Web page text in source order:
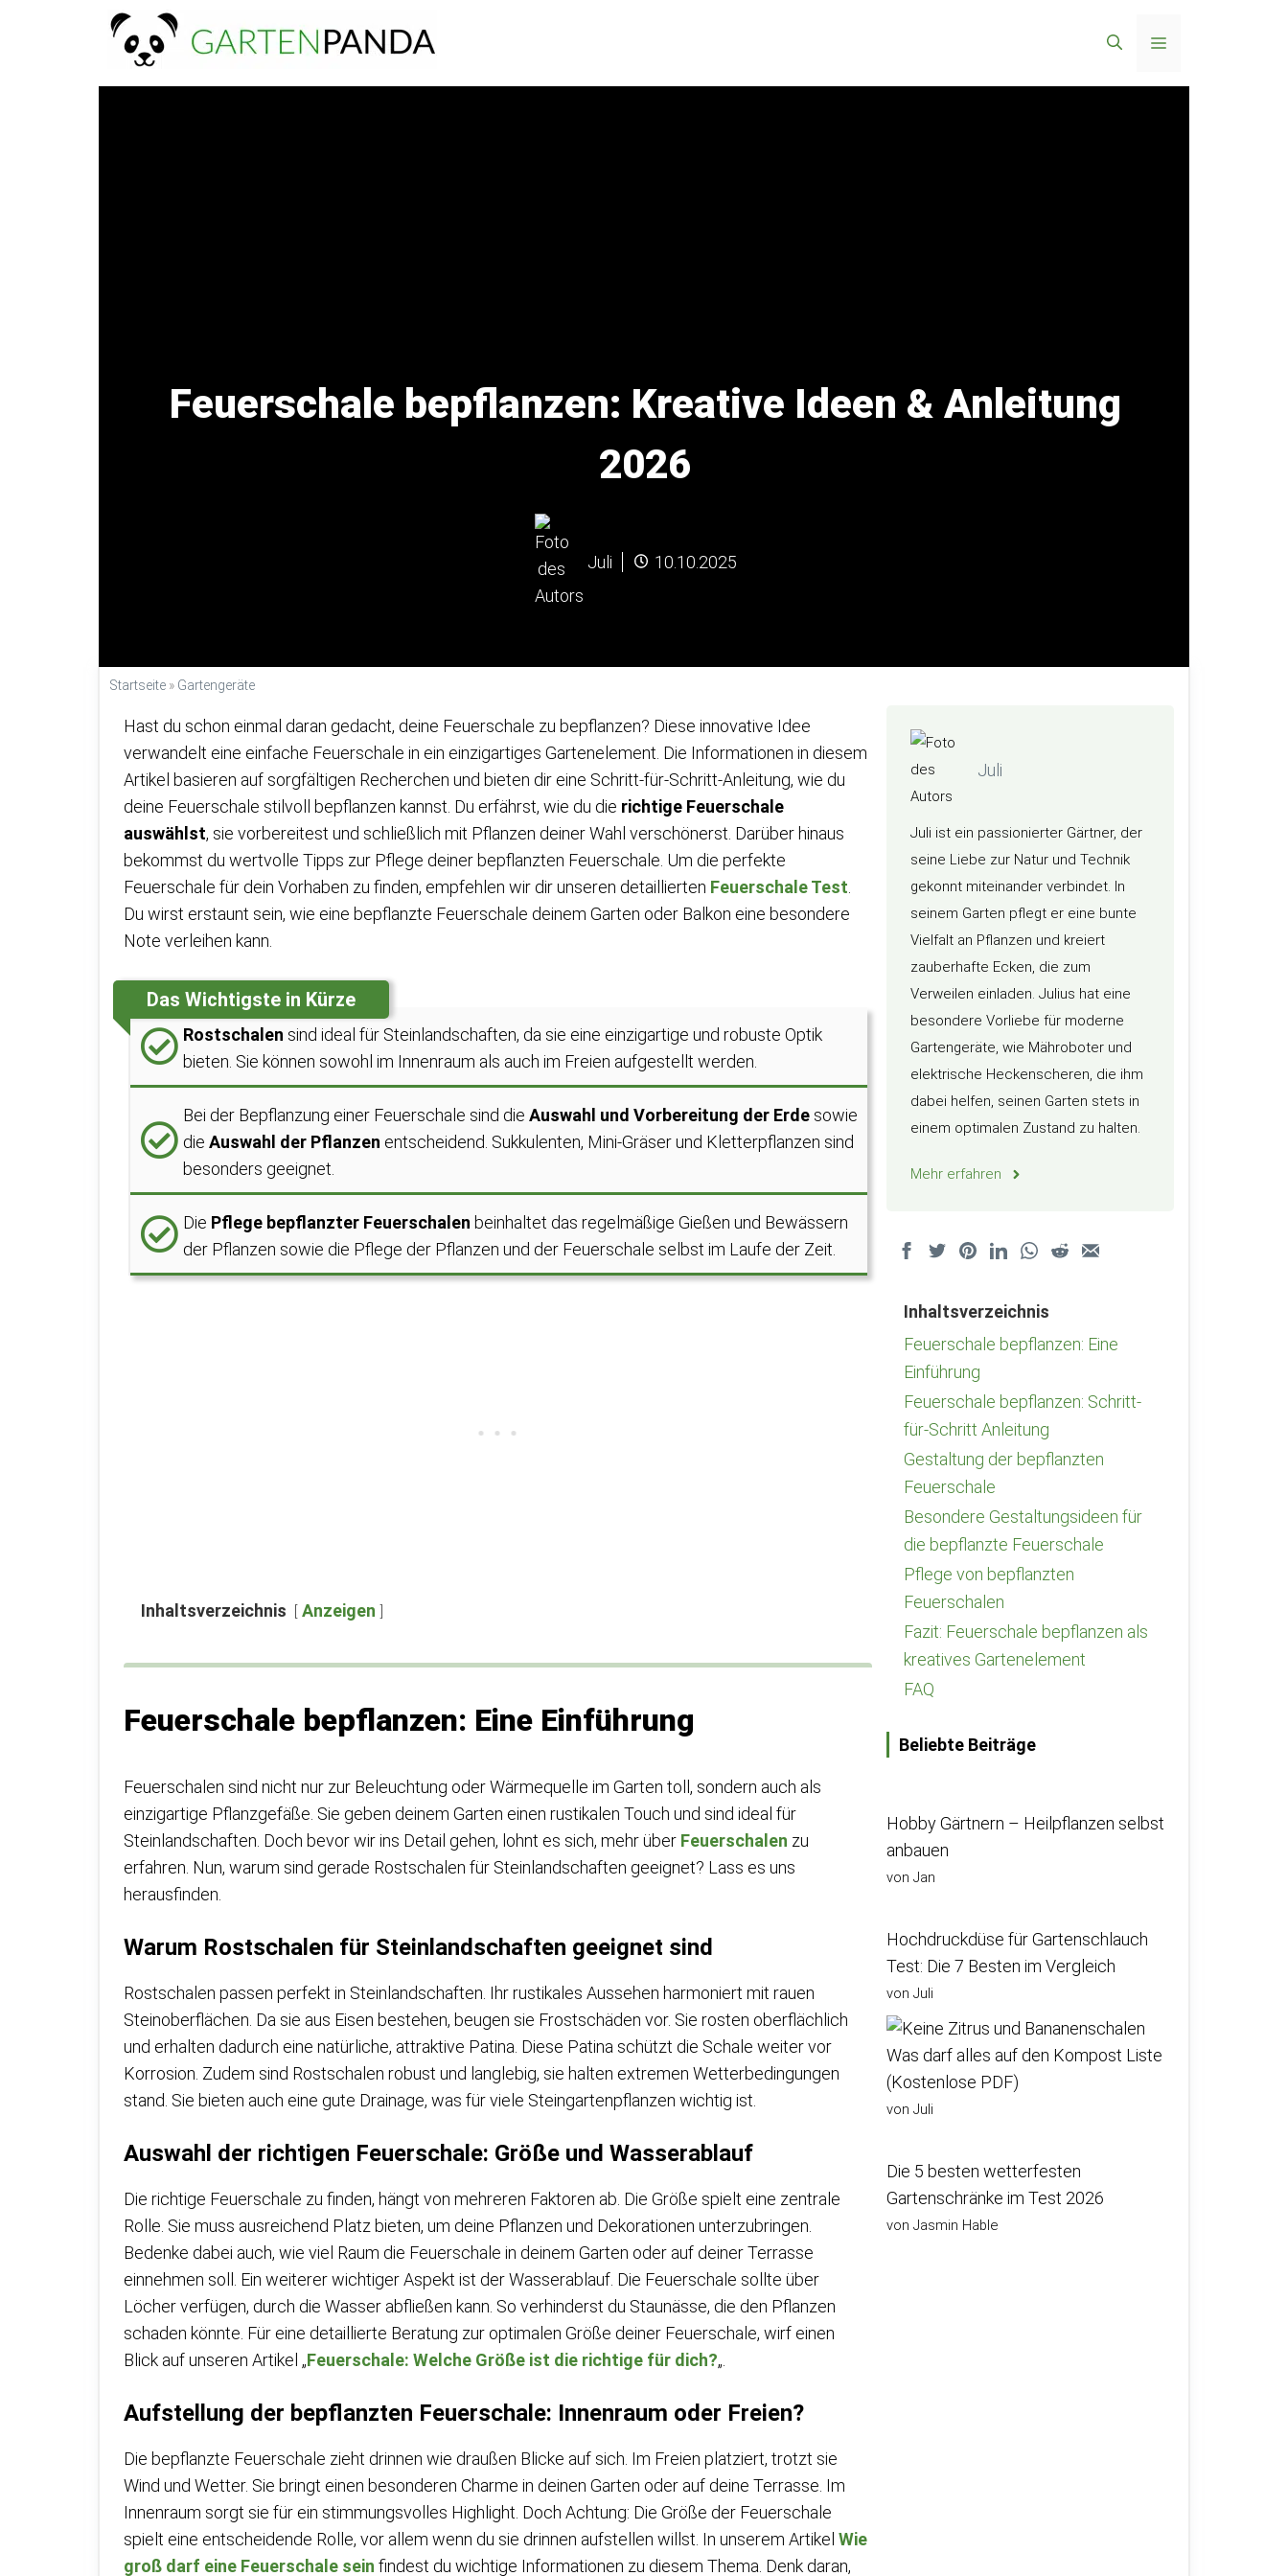
Menü
Feuerschale bepflanzen: Kreative Ideen & Anleitung
2026
Juli 10.10.2025
Startseite » Gartengeräte
Hast du schon einmal daran gedacht, deine Feuerschale zu bepflanzen? Diese innovative Idee
verwandelt eine einfache Feuerschale in ein einzigartiges Gartenelement. Die Informationen in diesem
Artikel basieren auf sorgfältigen Recherchen und bieten dir eine Schritt-für-Schritt-Anleitung, wie du
deine Feuerschale stilvoll bepflanzen kannst. Du erfährst, wie du die richtige Feuerschale
auswählst, sie vorbereitest und schließlich mit Pflanzen deiner Wahl verschönerst. Darüber hinaus
bekommst du wertvolle Tipps zur Pflege deiner bepflanzten Feuerschale. Um die perfekte
Feuerschale für dein Vorhaben zu finden, empfehlen wir dir unseren detaillierten Feuerschale Test
Du wirst erstaunt sein, wie eine bepflanzte Feuerschale deinem Garten oder Balkon eine besondere
Note verleihen kann.
Das Wichtigste in Kürze
Rostschalen sind ideal für Steinlandschaften, da sie eine einzigartige und robuste Optik
bieten. Sie können sowohl im Innenraum als auch im Freien aufgestellt werden.
Bei der Bepflanzung einer Feuerschale sind die Auswahl und Vorbereitung der Erde sowie
die Auswahl der Pflanzen entscheidend. Sukkulenten, Mini-Gräser und Kletterpflanzen sind
besonders geeignet.
Die Pflege bepflanzter Feuerschalen beinhaltet das regelmäßige Gießen und Bewässern
der Pflanzen sowie die Pflege der Pflanzen und der Feuerschale selbst im Laufe der Zeit.
Inhaltsverzeichnis Anzeigen
Feuerschale bepflanzen: Eine Einführung
Feuerschalen sind nicht nur zur Beleuchtung oder Wärmequelle im Garten toll, sondern auch als
einzigartige Pflanzgefäße. Sie geben deinem Garten einen rustikalen Touch und sind ideal für
Steinlandschaften. Doch bevor wir ins Detail gehen, lohnt es sich, mehr über Feuerschalen zu
erfahren. Nun, warum sind gerade Rostschalen für Steinlandschaften geeignet? Lass es uns
herausfinden.
Warum Rostschalen für Steinlandschaften geeignet sind
Rostschalen passen perfekt in Steinlandschaften. Ihr rustikales Aussehen harmoniert mit rauen
Steinoberflächen. Da sie aus Eisen bestehen, beugen sie Frostschäden vor. Sie rosten oberflächlich
und erhalten dadurch eine natürliche, attraktive Patina. Diese Patina schützt die Schale weiter vor
Korrosion. Zudem sind Rostschalen robust und langlebig, sie halten extremen Wetterbedingungen
stand. Sie bieten auch eine gute Drainage, was für viele Steingartenpflanzen wichtig ist.
Auswahl der richtigen Feuerschale: Größe und Wasserablauf
Die richtige Feuerschale zu finden, hängt von mehreren Faktoren ab. Die Größe spielt eine zentrale
Rolle. Sie muss ausreichend Platz bieten, um deine Pflanzen und Dekorationen unterzubringen.
Bedenke dabei auch, wie viel Raum die Feuerschale in deinem Garten oder auf deiner Terrasse
einnehmen soll. Ein weiterer wichtiger Aspekt ist der Wasserablauf. Die Feuerschale sollte über
Löcher verfügen, durch die Wasser abfließen kann. So verhinderst du Staunässe, die den Pflanzen
schaden könnte. Für eine detaillierte Beratung zur optimalen Größe deiner Feuerschale, wirf einen
Blick auf unseren Artikel „Feuerschale: Welche Größe ist die richtige für dich?„.
Aufstellung der bepflanzten Feuerschale: Innenraum oder Freien?
Die bepflanzte Feuerschale zieht drinnen wie draußen Blicke auf sich. Im Freien platziert, trotzt sie
Wind und Wetter. Sie bringt einen besonderen Charme in deinen Garten oder auf deine Terrasse. Im
Innenraum sorgt sie für ein stimmungsvolles Highlight. Doch Achtung: Die Größe der Feuerschale
spielt eine entscheidende Rolle, vor allem wenn du sie drinnen aufstellen willst. In unserem Artikel Wie
groß darf eine Feuerschale sein findest du wichtige Informationen zu diesem Thema. Denk daran,
Juli
Juli ist ein passionierter Gärtner, der
seine Liebe zur Natur und Technik
gekonnt miteinander verbindet. In
seinem Garten pflegt er eine bunte
Vielfalt an Pflanzen und kreiert
zauberhafte Ecken, die zum
Verweilen einladen. Julius hat eine
besondere Vorliebe für moderne
Gartengeräte, wie Mähroboter und
elektrische Heckenscheren, die ihm
dabei helfen, seinen Garten stets in
einem optimalen Zustand zu halten.
Mehr erfahren
Inhaltsverzeichnis
Feuerschale bepflanzen: Eine
Einführung
Feuerschale bepflanzen: Schritt-
für-Schritt Anleitung
Gestaltung der bepflanzten
Feuerschale
Besondere Gestaltungsideen für
die bepflanzte Feuerschale
Pflege von bepflanzten
Feuerschalen
Fazit: Feuerschale bepflanzen als
kreatives Gartenelement
FAQ
Beliebte Beiträge
Hobby Gärtnern – Heilpflanzen selbst
anbauen
von Jan
Hochdruckdüse für Gartenschlauch
Test: Die 7 Besten im Vergleich
von Juli
Was darf alles auf den Kompost Liste
(Kostenlose PDF)
von Juli
Die 5 besten wetterfesten
Gartenschränke im Test 2026
von Jasmin Hable